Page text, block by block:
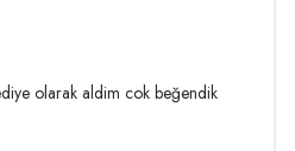
olarak aldim cok beğendik